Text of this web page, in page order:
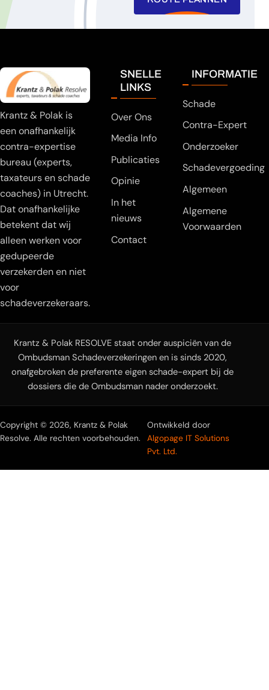
Krantz & Polak is
een onafhankelijk
contra-expertise
bureau (experts,
taxateurs en schade
coaches) in Utrecht.
Dat onafhankelijke
betekent dat wij
alleen werken voor
gedupeerde
verzekerden en niet
voor
schadeverzekeraars.
SNELLE
LINKS
Over Ons
Media Info
Publicaties
Opinie
In het
nieuws
Contact
INFORMATIE
Schade
Contra-Expert
Onderzoeker
Schadevergoeding
Algemeen
Algemene
Voorwaarden
Krantz & Polak RESOLVE staat onder auspiciën van de
Ombudsman Schadeverzekeringen en is sinds 2020,
onafgebroken de preferente eigen schade-expert bij de
dossiers die de Ombudsman nader onderzoekt.
Copyright © 2026, Krantz & Polak
Resolve. Alle rechten voorbehouden.
Ontwikkeld door
Algopage IT Solutions
Pvt. Ltd.